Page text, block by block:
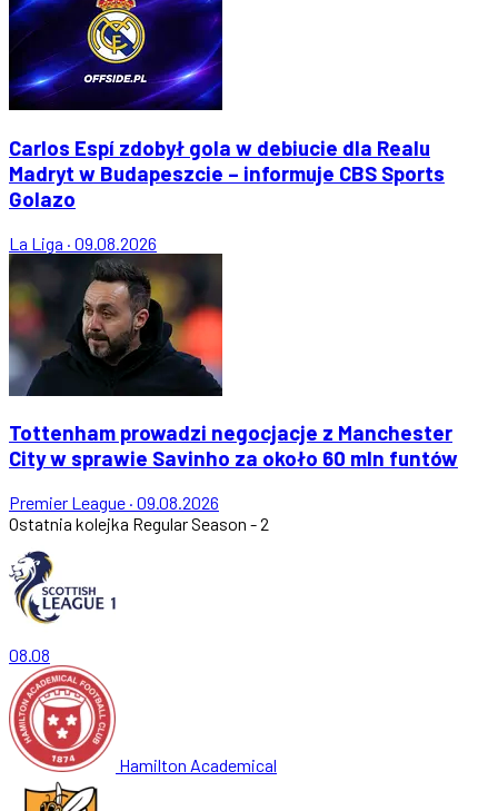
Carlos Espí zdobył gola w debiucie dla Realu
Madryt w Budapeszcie – informuje CBS Sports
Golazo
La Liga · 09.08.2026
Tottenham prowadzi negocjacje z Manchester
City w sprawie Savinho za około 60 mln funtów
Premier League · 09.08.2026
Ostatnia kolejka Regular Season - 2
08.08
Hamilton Academical